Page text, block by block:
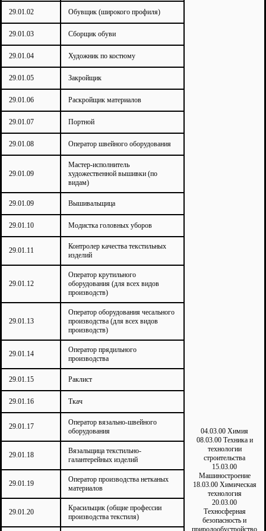
04.03.00 Химия
08.03.00 Техника и
технологии
строительства
15.03.00
Машиностроение
18.03.00 Химическая
технология
20.03.00
Техносферная
безопасность и
29.01.02 Обувщик (широкого профиля)
29.01.03 Сборщик обуви
29.01.04 Художник по костюму
29.01.05 Закройщик
29.01.06 Раскройщик материалов
29.01.07 Портной
29.01.08 Оператор швейного оборудования
29.01.09
Мастер-исполнитель
художественной вышивки (по
видам)
29.01.09 Вышивальщица
29.01.10 Модистка головных уборов
29.01.11
Контролер качества текстильных
изделий
29.01.12
Оператор крутильного
оборудования (для всех видов
производств)
29.01.13
Оператор оборудования чесального
производства (для всех видов
производств)
29.01.14
Оператор прядильного
производства
29.01.15 Раклист
29.01.16 Ткач
29.01.17
Оператор вязально-швейного
оборудования
29.01.18
Вязальщица текстильно-
галантерейных изделий
29.01.19
Оператор производства нетканых
материалов
29.01.20
Красильщик (общие профессии
производства текстиля)